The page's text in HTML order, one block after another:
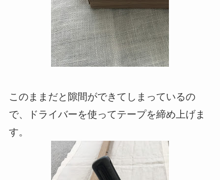
このままだと隙間ができてしまっているの
で、ドライバーを使ってテープを締め上げま
す。